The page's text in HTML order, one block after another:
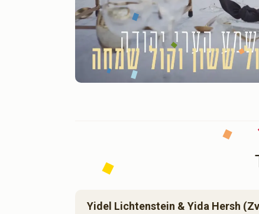
Yidel Lichtenstein & Yida Hersh